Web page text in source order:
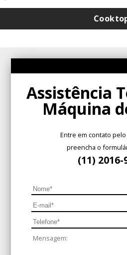
Assistência Técnica de Máquina de
Assistência Técnica de Máquina de
Assistência
Máquina
Entre em contato
preencha o
(11) 2016-